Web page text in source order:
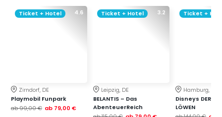
4.6
Ticket + Hotel
Zirndorf, DE
Playmobil Funpark
ab99,00 € ab 79,00 €
3.2
Ticket + Hotel
Leipzig, DE
BELANTIS – Das
AbenteuerReich
Ticket +
Hamburg, DE
Disneys DER
LÖWEN